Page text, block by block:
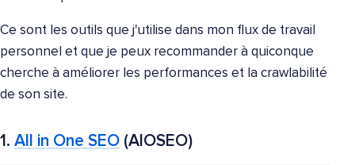
Ce sont les outils que j'utilise dans mon flux de travail
personnel et que je peux recommander à quiconque
cherche à améliorer les performances et la crawlabilité
de son site.
1. All in One SEO (AIOSEO)